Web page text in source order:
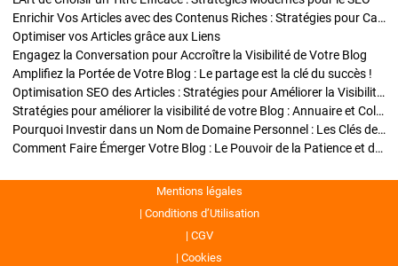
Enrichir Vos Articles avec des Contenus Riches : Stratégies pour Captiver et Optimiser
Optimiser vos Articles grâce aux Liens
Engagez la Conversation pour Accroître la Visibilité de Votre Blog
Amplifiez la Portée de Votre Blog : Le partage est la clé du succès !
Optimisation SEO des Articles : Stratégies pour Améliorer la Visibilité de Votre Blog
Stratégies pour améliorer la visibilité de votre Blog : Annuaire et Collaborations
Pourquoi Investir dans un Nom de Domaine Personnel : Les Clés de la Réussite de Votre Blog
Comment Faire Émerger Votre Blog : Le Pouvoir de la Patience et de la Persévérance
Mentions légales
Conditions d’Utilisation
CGV
Cookies